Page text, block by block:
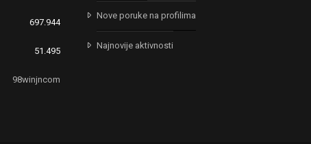
697.944
51.495
98winjncom
Nove poruke na profilima
Najnovije aktivnosti